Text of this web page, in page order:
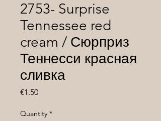
2753- Surprise
Tennessee red
cream / Сюрприз
Теннесси красная
сливка
€1.50Price
Quantity *